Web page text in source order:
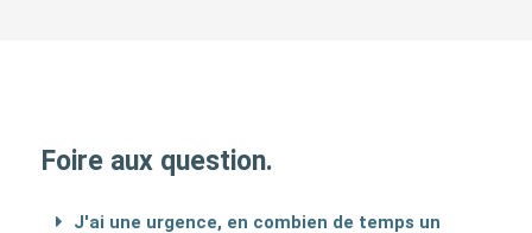
Foire aux question.
J'ai une urgence, en combien de temps un